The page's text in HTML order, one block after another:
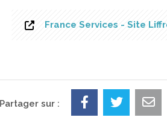
France Services - Site
Partager sur :